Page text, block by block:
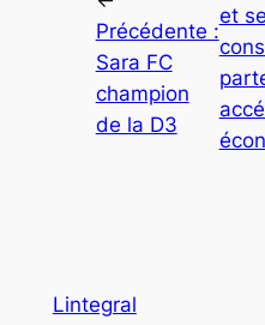
Précédente :
Sara FC
champion
de la D3
et
Lintegral